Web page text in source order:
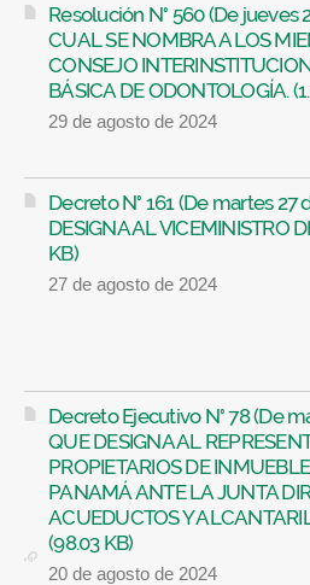
Resolución N° 560 (De jueves
CUAL SE NOMBRA A LOS
CONSEJO
BÁSICA DE ODONTOLOGÍA.
29 de agosto de 2024
Decreto N° 161 (De martes 27
DESIGNA AL VICEMINISTRO
KB)
27 de agosto de 2024
Decreto Ejecutivo N° 78 (De
QUE DESIGNA AL
PROPIETARIOS DE
PANAMÁ ANTE LA JUNTA
ACUEDUCTOS Y
(98.03 KB)
20 de agosto de 2024